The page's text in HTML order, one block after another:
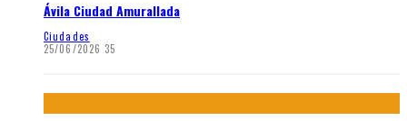
Ávila Ciudad Amurallada
Ciudades
25/06/2026 35